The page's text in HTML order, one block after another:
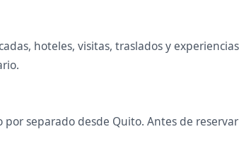
hoteles, visitas, traslados y
separado desde Quito. Antes de